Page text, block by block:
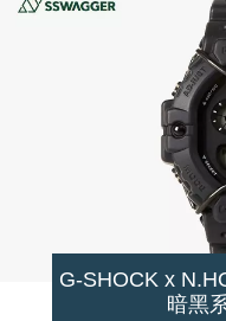
G-SHOCK x
暗黑